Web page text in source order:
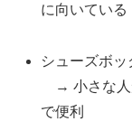
に向いている
シューズボッ
→ 小さな人
で便利